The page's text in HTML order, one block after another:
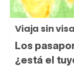
Viaja sin
Los
¿está el